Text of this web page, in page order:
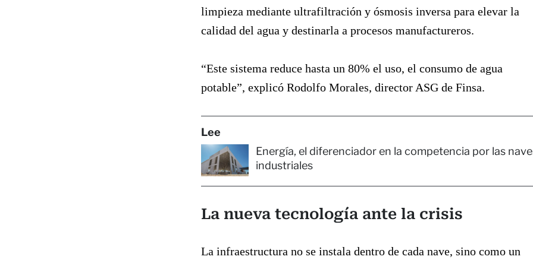
limpieza mediante ultrafiltración y ósmosis inversa para elevar la
calidad del agua y destinarla a procesos manufactureros.
“Este sistema reduce hasta un 80% el uso, el consumo de agua
potable”, explicó Rodolfo Morales, director ASG de Finsa.
Lee
Energía, el diferenciador en la competencia por las
industriales
La nueva tecnología ante la crisis
La infraestructura no se instala dentro de cada nave, sino como un